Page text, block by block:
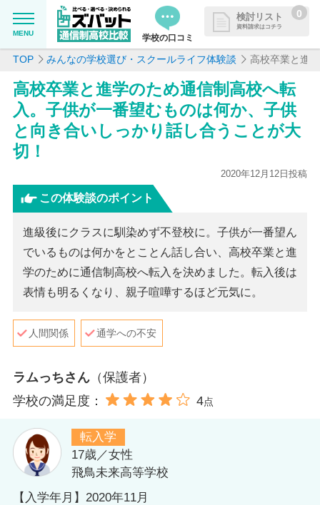
MENU 学校の口コミ
検討リスト
資料請求はコチラ
0
追加した学校を一覧で確認・まと
めて資料請求できます
MENU
学校を探したい
通信制高校について知りたい
掲載を希望される学校様へ
TOP みんなの学校選び・スクールライフ体験談 高校卒業と進
高校卒業と進学のため通信制高校へ転
入。子供が一番望むものは何か、子供
と向き合いしっかり話し合うことが大
切！
2020年12月12日投稿
この体験談のポイント
進級後にクラスに馴染めず不登校に。子供が一番望ん
でいるものは何かをとことん話し合い、高校卒業と進
学のために通信制高校へ転入を決めました。転入後は
表情も明るくなり、親子喧嘩するほど元気に。
人間関係 通学への不安
ラムっちさん（保護者）
学校の満足度：
4点
転入学
17歳／女性
飛鳥未来高等学校
【入学年月】2020年11月